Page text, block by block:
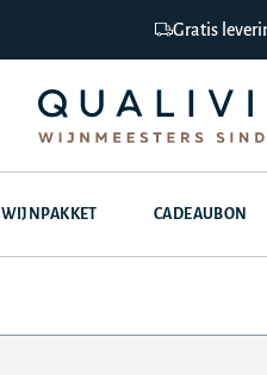
Gratis
WIJNPAKKET CADEAUBON